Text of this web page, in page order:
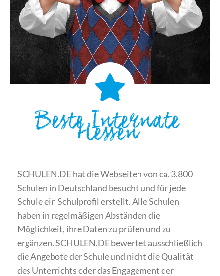
Beste Internate
Hessen
SCHULEN.DE hat die Webseiten von ca. 3.800
Schulen in Deutschland besucht und für jede
Schule ein Schulprofil erstellt. Alle Schulen
haben in regelmäßigen Abständen die
Möglichkeit, ihre Daten zu prüfen und zu
ergänzen. SCHULEN.DE bewertet ausschließlich
die Angebote der Schule und nicht die Qualität
des Unterrichts oder das Engagement der